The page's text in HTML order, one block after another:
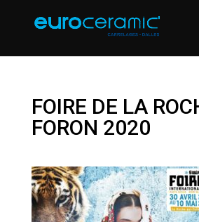
FOIRE DE LA
FORON 2020